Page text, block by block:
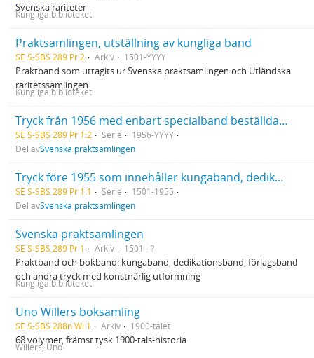
Svenska rariteter
Kungliga biblioteket
Praktsamlingen, utställning av kungliga band
SE S-SBS 289 Pr 2 Arkiv 1501-YYYY
Praktband som uttagits ur Svenska praktsamlingen och Utländska
raritetssamlingen
Kungliga biblioteket
Tryck från 1956 med enbart specialband beställda av kända svenska bokbindare eller böcker inköpta med tanke på bokbandet
SE S-SBS 289 Pr 1:2 Serie
1956-YYYY
Del avSvenska praktsamlingen
Tryck före 1955 som innehåller kungaband, dedikationsband, förlagsband och andra tryck med konstnärlig utformning
SE S-SBS 289 Pr 1:1 Serie
1501-1955
Del avSvenska praktsamlingen
Svenska praktsamlingen
SE S-SBS 289 Pr 1 Arkiv 1501 - ?
Praktband och bokband: kungaband, dedikationsband, förlagsband
och andra tryck med konstnärlig utformning
Kungliga biblioteket
Uno Willers boksamling
SE S-SBS 288n Wi 1 Arkiv 1900-talet
68 volymer, främst tysk 1900-tals-historia
Willers, Uno